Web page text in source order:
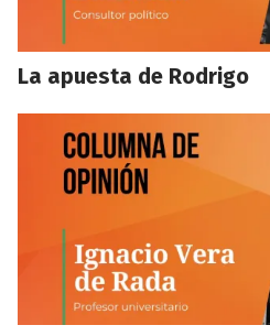
La apuesta de Rodrigo